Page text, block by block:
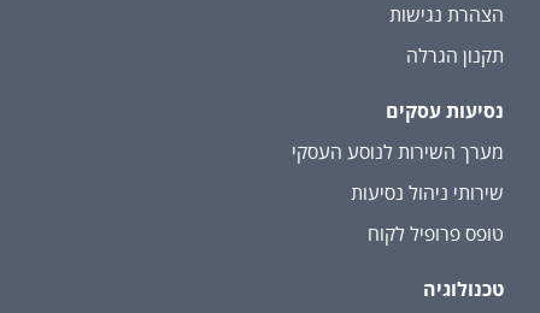
הצהרת נגישות
תקנון הגרלה
נסיעות עסקים
מערך השירות לנוסע העסקי
שירותי ניהול נסיעות
טופס פרופיל לקוח
טכנולוגיה